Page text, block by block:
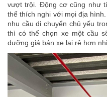
vượt trội. Động cơ cũng như
thể thích nghi với mọi địa
nhu cầu di chuyển chủ yếu
thì có thể chọn xe một cầu
dưỡng giá bán xe lại rẻ hơn